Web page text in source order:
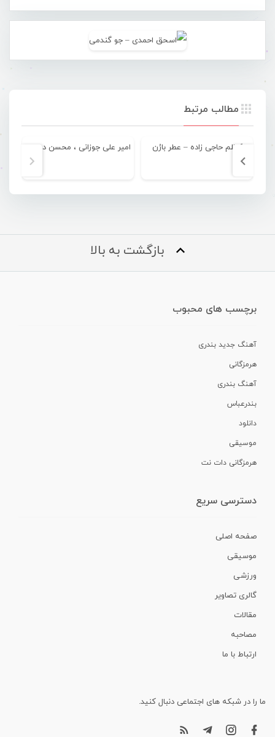
مطالب مرتبط
کاظم حاجی زاده – عطر بارُن
بازگشت به بالا
برچسب های محبوب
آهنگ جدید بندری
هرمزگانی
آهنگ بندری
بندرعباس
دانلود
موسیقی
هرمزگانی دات نت
دسترسی سریع
صفحه اصلی
موسیقی
ورزشی
گالری تصاویر
مقالات
مصاحبه
ارتباط با ما
ما را در شبکه های اجتماعی دنبال کنید.